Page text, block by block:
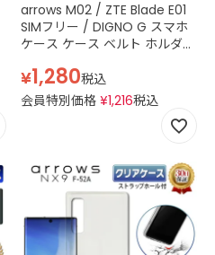
arrows M02 / ZTE Blade E01
SIMフリー / DIGNO G スマホ
ケース ケース ベルト ホルダー
保護ケース スマートカバー PU
レザー 黒
¥1,280税込
会員特別価格 ¥1,216税込